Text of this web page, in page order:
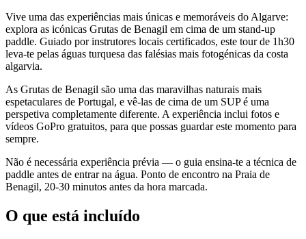
Vive uma das experiências mais únicas e memoráveis do Algarve:
explora as icónicas Grutas de Benagil em cima de um stand-up
paddle. Guiado por instrutores locais certificados, este tour de 1h30
leva-te pelas águas turquesa das falésias mais fotogénicas da costa
algarvia.
As Grutas de Benagil são uma das maravilhas naturais mais
espetaculares de Portugal, e vê-las de cima de um SUP é uma
perspetiva completamente diferente. A experiência inclui fotos e
vídeos GoPro gratuitos, para que possas guardar este momento para
sempre.
Não é necessária experiência prévia — o guia ensina-te a técnica de
paddle antes de entrar na água. Ponto de encontro na Praia de
Benagil, 20-30 minutos antes da hora marcada.
O que está incluído